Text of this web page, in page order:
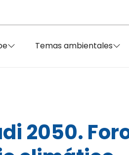
Temas ambientales
2050.